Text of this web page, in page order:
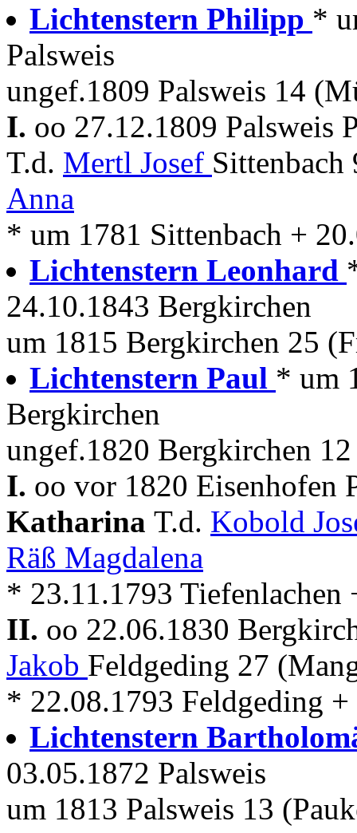
Lichtenstern Philipp *
Palsweis
ungef.1809 Palsweis 14
I. oo 27.12.1809 Palsweis
T.d. Mertl Josef
Anna
* um 1781 Sittenbach +
Lichtenstern Leonhard
24.10.1843 Bergkirchen
um 1815 Bergkirchen 25
Lichtenstern Paul * um
Bergkirchen
ungef.1820 Bergkirchen
I. oo vor 1820 Eisenhofen
Katharina T.d. Kobold
Räß Magdalena
* 23.11.1793
II. oo 22.06.1830
Jakob Feldgeding 27
* 22.08.1793 Feldgeding
Lichtenstern
03.05.1872 Palsweis
um 1813 Palsweis 13